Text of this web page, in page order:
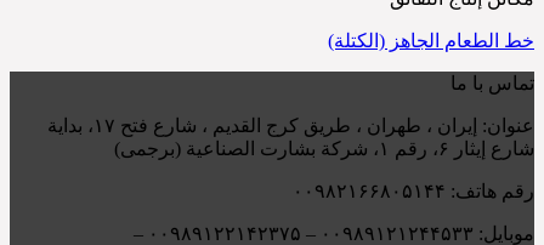
خط الطعام الجاهز (الكتلة)
تماس با ما
عنوان: إيران ، طهران ، طريق کرج القديم ، شارع فتح ۱۷، بداية
شارع إيثار ۶، رقم ۱، شركة بشارت الصناعية (برجمی)
رقم هاتف: ۰۰۹۸۲۱۶۶۸۰۵۱۴۴
موبایل: ۰۰۹۸۹۱۲۱۲۴۴۵۳۳ – ۰۰۹۸۹۱۲۲۱۴۲۳۷۵ –